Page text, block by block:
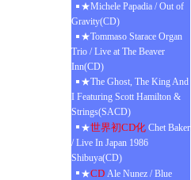
★Michele Papadia / Out of
Gravity(CD)
★Tommaso Starace Organ
Trio / Live at The Beaver
Inn(CD)
★The Ghost, The King And
I Featuring Scott Hamilton &
Strings(SACD)
★世界初CD化 Chet Baker
/ Live In Japan 1986
Shibuya(CD)
★CD Ale Nunez / Blue